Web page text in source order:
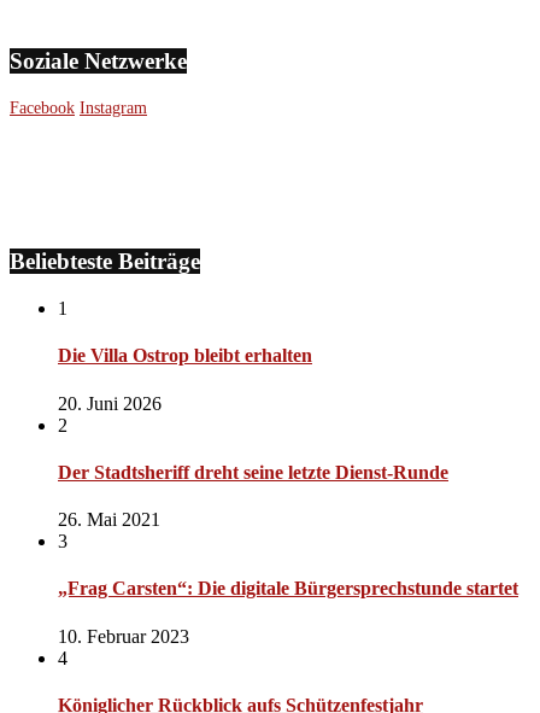
Soziale Netzwerke
Facebook Instagram
Beliebteste Beiträge
1
Die Villa Ostrop bleibt erhalten
20. Juni 2026
2
Der Stadtsheriff dreht seine letzte Dienst-Runde
26. Mai 2021
3
„Frag Carsten“: Die digitale Bürgersprechstunde startet
10. Februar 2023
4
Königlicher Rückblick aufs Schützenfestjahr